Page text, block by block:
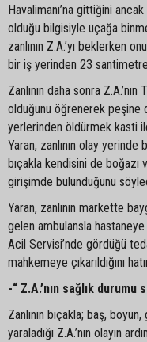
Havalimanı’na gittiğini
olduğu bilgisiyle uçağa
zanlının Z.A.’yı beklerken
bir iş yerinden 23 santimetre
Zanlının daha sonra
olduğunu öğrenerek peşine
yerlerinden öldürmek kasti
Yaran, zanlının olay yerinde
bıçakla kendisini de
girişimde bulunduğunu
Yaran, zanlının markette
gelen ambulansla hastaneye
Acil Servisi’nde gördüğü
mahkemeye çıkarıldığını
-“ Z.A.’nın sağlık durumu
Zanlının bıçakla; baş,
yaraladığı Z.A.’nın olayın